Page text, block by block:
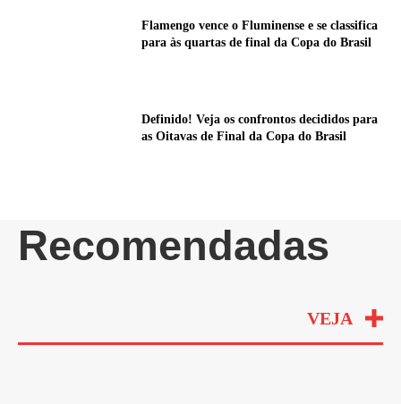
Flamengo vence o Fluminense e se classifica
para às quartas de final da Copa do Brasil
Definido! Veja os confrontos decididos para
as Oitavas de Final da Copa do Brasil
Recomendadas
VEJA